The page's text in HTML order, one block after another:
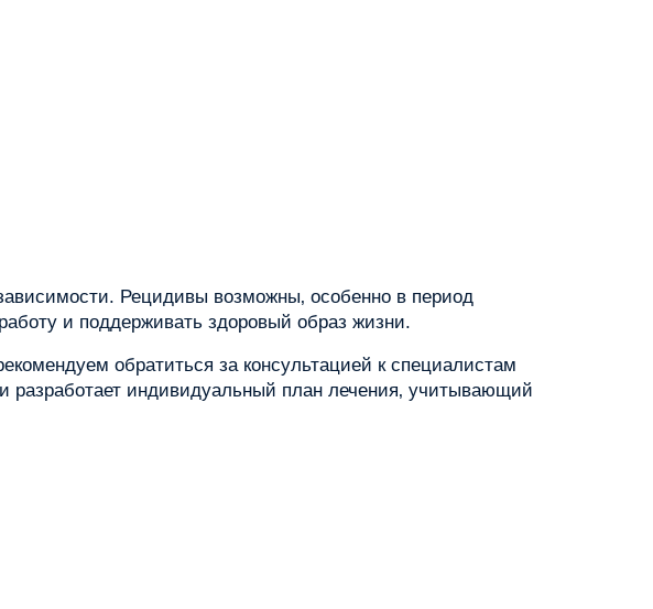
Рецидивы возможны‚ особенно в период
и поддерживать здоровый образ жизни.
обратиться за консультацией к специалистам
разработает индивидуальный план лечения‚ учитывающий